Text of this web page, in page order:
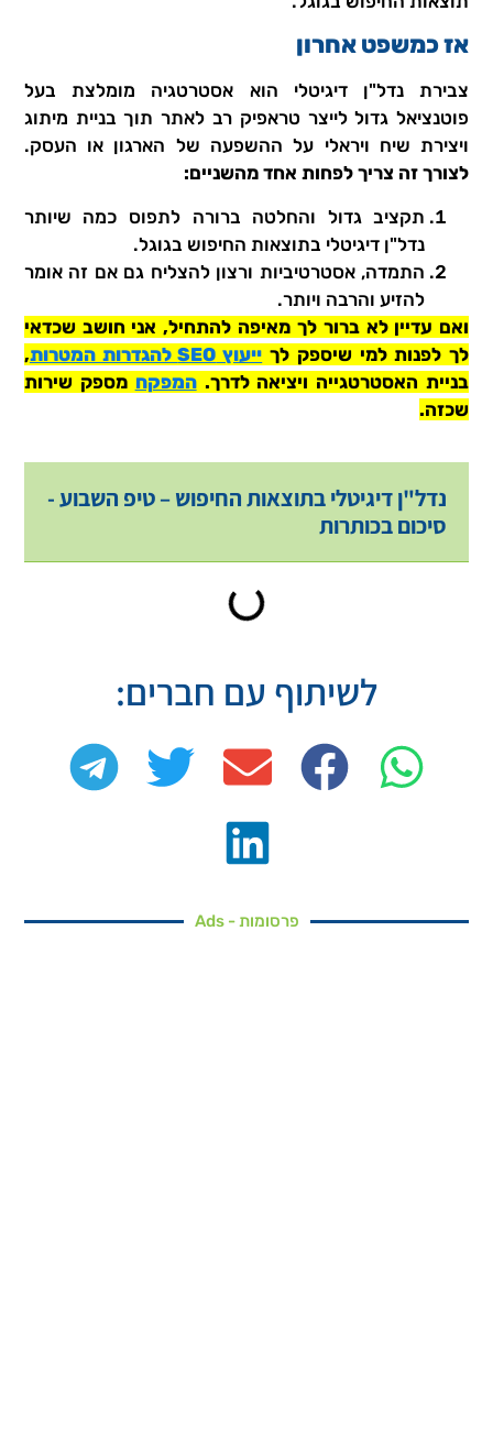
אז כמשפט אחרון
צבירת נדל"ן דיגיטלי הוא אסטרטגיה מומלצת בעל
פוטנציאל גדול לייצר טראפיק רב לאתר תוך בניית מיתוג
ויצירת שיח ויראלי על ההשפעה של הארגון או העסק.
לצורך זה צריך לפחות אחד מהשניים:
תקציב גדול והחלטה ברורה לתפוס כמה שיותר
נדל"ן דיגיטלי בתוצאות החיפוש בגוגל.
התמדה, אסטרטיביות ורצון להצליח גם אם זה אומר
להזיע והרבה ויותר.
ואם עדיין לא ברור לך מאיפה להתחיל, אני חושב שכדאי
לך לפנות למי שיספק לך ייעוץ SEO להגדרות המטרות
,
בניית האסטרטגייה ויציאה לדרך.המפקח מספק שירות
שכזה.
נדל"ן דיגיטלי בתוצאות החיפוש – טיפ השבוע -
סיכום בכותרות
לשיתוף עם חברים:
פרסומות - Ads